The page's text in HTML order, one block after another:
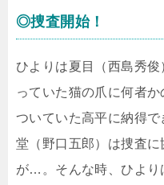
◎捜査開始！
ひよりは夏目（西島秀
っていた猫の爪に何者
ついていた高平に納得
堂（野口五郎）は捜査
が…。そんな時、ひより